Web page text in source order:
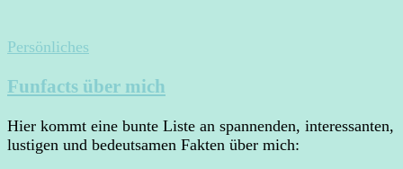
Persönliches
Funfacts über mich
Hier kommt eine bunte Liste an spannenden, interessanten,
lustigen und bedeutsamen Fakten über mich: